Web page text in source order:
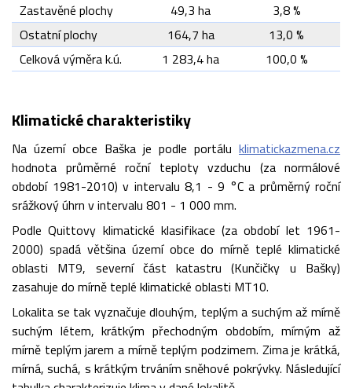
Zastavěné plochy
49,3 ha
3,8 %
Ostatní plochy
164,7 ha
13,0 %
Celková výměra k.ú.
1 283,4 ha 100,0 %
Klimatické charakteristiky
Na území obce Baška je podle portálu klimatickazmena.cz
hodnota průměrné roční teploty vzduchu (za normálové
období 1981-2010) v intervalu 8,1 - 9 °C a průměrný roční
srážkový úhrn v intervalu 801 - 1 000 mm.
Podle Quittovy klimatické klasifikace (za období let 1961-
2000) spadá většina území obce do mírně teplé klimatické
oblasti MT9, severní část katastru (Kunčičky u Bašky)
zasahuje do mírně teplé klimatické oblasti MT10.
Lokalita se tak vyznačuje dlouhým, teplým a suchým až mírně
suchým létem, krátkým přechodným obdobím, mírným až
mírně teplým jarem a mírně teplým podzimem. Zima je krátká,
mírná, suchá, s krátkým trváním sněhové pokrývky. Následující